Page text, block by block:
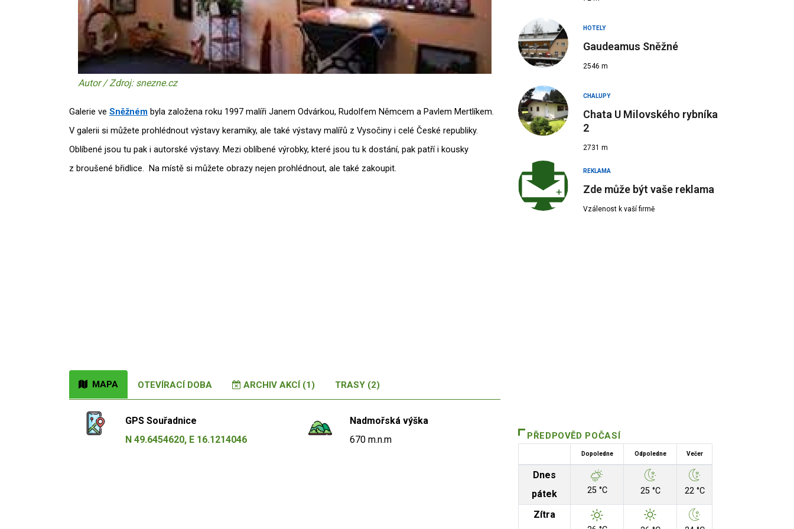
Autor / Zdroj: snezne.cz
Galerie ve Sněžném byla založena roku 1997 malíři Janem Odvárkou, Rudolfem Němcem a Pavlem Mertlíkem.
V galerii si můžete prohlédnout výstavy keramiky, ale také výstavy malířů z Vysočiny i celé České republiky.
Oblíbené jsou tu pak i autorské výstavy. Mezi oblíbené výrobky, které jsou tu k dostání, pak patří i kousky
z broušené břidlice. Na místě si můžete obrazy nejen prohlédnout, ale také zakoupit.
MAPA OTEVÍRACÍ DOBA ARCHIV AKCÍ (1) TRASY (2)
GPS Souřadnice
N 49.6454620, E 16.1214046
Nadmořská výška
670 m.n.m
HOTELY
Gaudeamus Sněžné
2546 m
CHALUPY
Chata U Milovského rybníka
2
2731 m
REKLAMA
Zde může být vaše reklama
Vzálenost k vaší firmě
PŘEDPOVĚD POČASÍ
Dopoledne Odpoledne Večer
Dnes
pátek
25 °C 25 °C 22 °C
Zítra